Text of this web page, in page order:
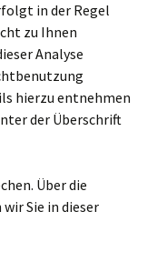
in der Regel
zu Ihnen
Analyse
hierzu entnehmen
der Überschrift
Über die
Sie in dieser